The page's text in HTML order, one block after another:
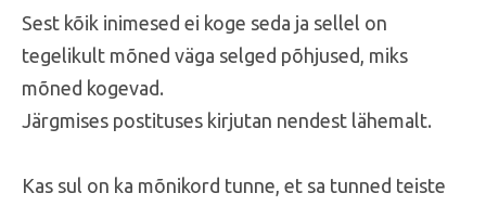
Sest kõik inimesed ei koge seda ja sellel on
tegelikult mõned väga selged põhjused, miks
mõned kogevad.
Järgmises postituses kirjutan nendest lähemalt.
Kas sul on ka mõnikord tunne, et sa tunned teiste